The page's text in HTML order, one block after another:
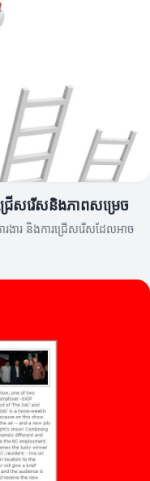
រើសរើសនិងភាពសម្រេច
ងារ និងការជ្រើសរើសដែលអាច